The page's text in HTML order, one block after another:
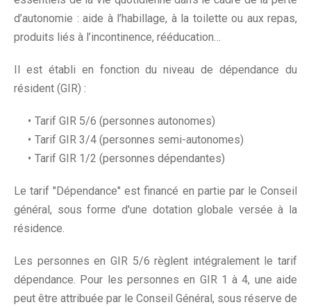
d’autonomie : aide à l’habillage, à la toilette ou aux repas,
produits liés à l’incontinence, rééducation…
Il est établi en fonction du niveau de dépendance du
résident (GIR) :
Tarif GIR 5/6 (personnes autonomes)
Tarif GIR 3/4 (personnes semi-autonomes)
Tarif GIR 1/2 (personnes dépendantes)
Le tarif "Dépendance" est financé en partie par le Conseil
général, sous forme d'une dotation globale versée à la
résidence.
Les personnes en GIR 5/6 règlent intégralement le tarif
dépendance. Pour les personnes en GIR 1 à 4, une aide
peut être attribuée par le Conseil Général, sous réserve de